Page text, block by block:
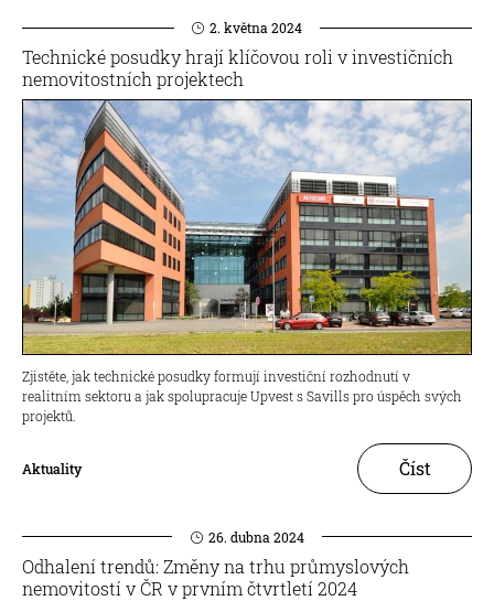
2. května 2024
Technické posudky hrají klíčovou roli v investičních
nemovitostních projektech
Zjistěte, jak technické posudky formují investiční rozhodnutí v
realitním sektoru a jak spolupracuje Upvest s Savills pro úspěch svých
projektů.
Aktuality Číst
26. dubna 2024
Odhalení trendů: Změny na trhu průmyslových
nemovitostí v ČR v prvním čtvrtletí 2024